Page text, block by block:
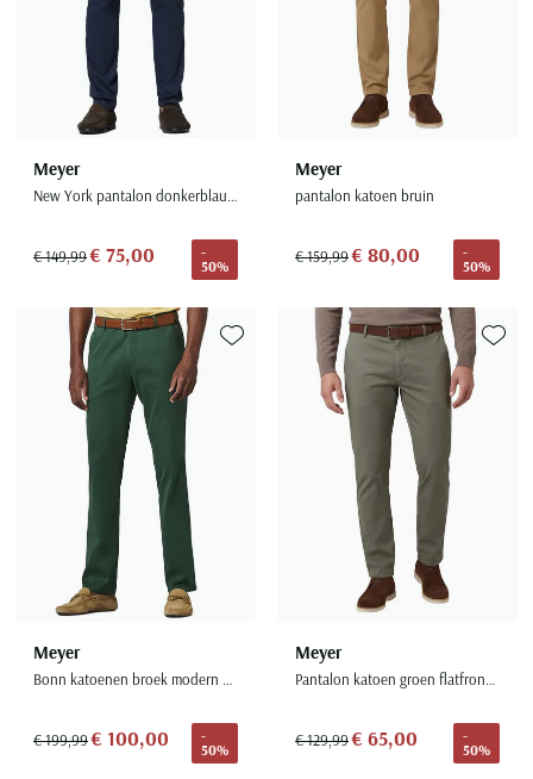
Meyer
New York pantalon donkerblauw katoen effen normale fit
€ 149,99€ 75,00
-
50%
Meyer
pantalon katoen bruin
€ 159,99€ 80,00
-
50%
Meyer
Bonn katoenen broek modern fit groen
€ 199,99€ 100,00
-
50%
Toevoegen aan favorieten
Meyer
Pantalon katoen groen flatfront effen
€ 129,99€ 65,00
-
50%